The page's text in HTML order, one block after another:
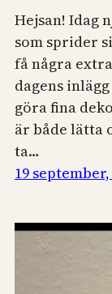
Hejsan! Idag
som sprider
få några
dagens
göra fina
är både lätta
ta…
19 september,